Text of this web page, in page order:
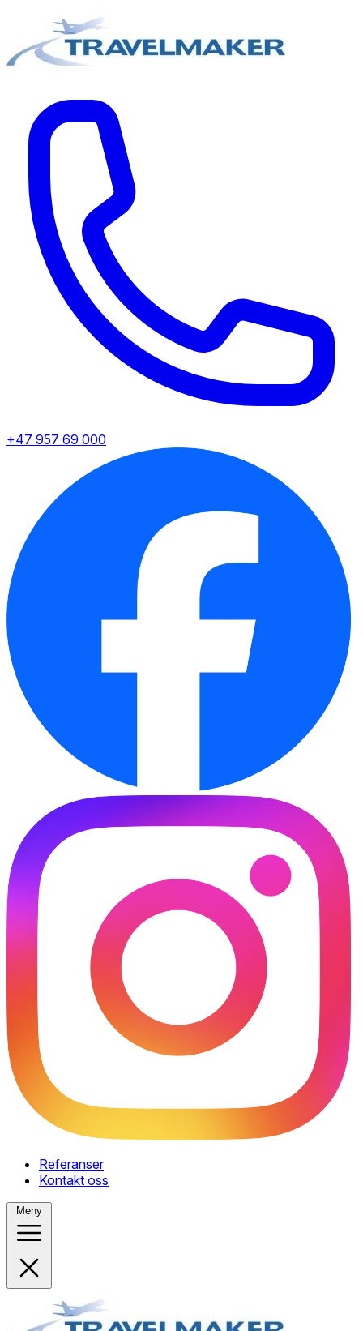
+47 957 69 000
Referanser
Kontakt oss
Meny